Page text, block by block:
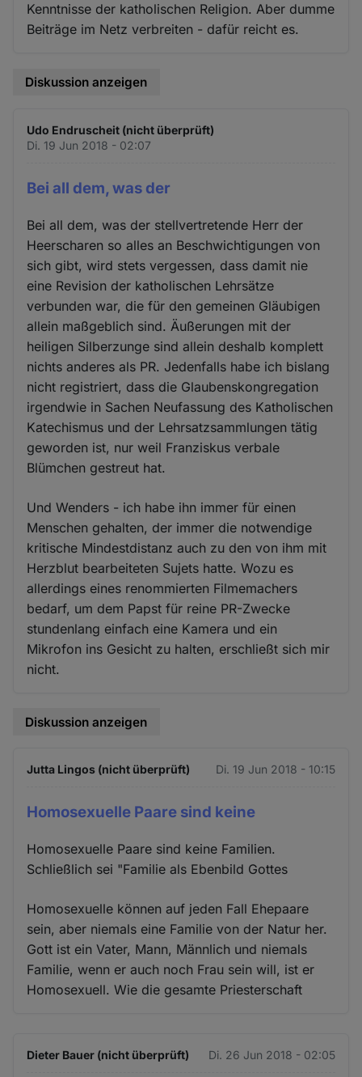
Kenntnisse der katholischen Religion. Aber dumme
Beiträge im Netz verbreiten - dafür reicht es.
Diskussion anzeigen
Udo Endruscheit (nicht überprüft)
Di. 19 Jun 2018 - 02:07
Bei all dem, was der
Bei all dem, was der stellvertretende Herr der
Heerscharen so alles an Beschwichtigungen von
sich gibt, wird stets vergessen, dass damit nie
eine Revision der katholischen Lehrsätze
verbunden war, die für den gemeinen Gläubigen
allein maßgeblich sind. Äußerungen mit der
heiligen Silberzunge sind allein deshalb komplett
nichts anderes als PR. Jedenfalls habe ich bislang
nicht registriert, dass die Glaubenskongregation
irgendwie in Sachen Neufassung des Katholischen
Katechismus und der Lehrsatzsammlungen tätig
geworden ist, nur weil Franziskus verbale
Blümchen gestreut hat.
Und Wenders - ich habe ihn immer für einen
Menschen gehalten, der immer die notwendige
kritische Mindestdistanz auch zu den von ihm mit
Herzblut bearbeiteten Sujets hatte. Wozu es
allerdings eines renommierten Filmemachers
bedarf, um dem Papst für reine PR-Zwecke
stundenlang einfach eine Kamera und ein
Mikrofon ins Gesicht zu halten, erschließt sich mir
nicht.
Diskussion anzeigen
Jutta Lingos (nicht überprüft) Di. 19 Jun 2018 - 10:15
Homosexuelle Paare sind keine
Homosexuelle Paare sind keine Familien.
Schließlich sei "Familie als Ebenbild Gottes
Homosexuelle können auf jeden Fall Ehepaare
sein, aber niemals eine Familie von der Natur her.
Gott ist ein Vater, Mann, Männlich und niemals
Familie, wenn er auch noch Frau sein will, ist er
Homosexuell. Wie die gesamte Priesterschaft
Dieter Bauer (nicht überprüft) Di. 26 Jun 2018 - 02:05